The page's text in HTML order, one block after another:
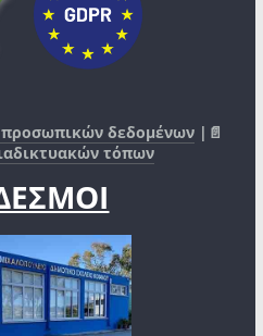
προσωπικών δεδομένων |📄
τόπων